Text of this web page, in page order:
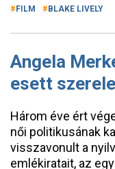
FILM BLAKE LIVELY
Angela
esett
Három éve ért
női politikusának
visszavonult a
emlékiratait, az